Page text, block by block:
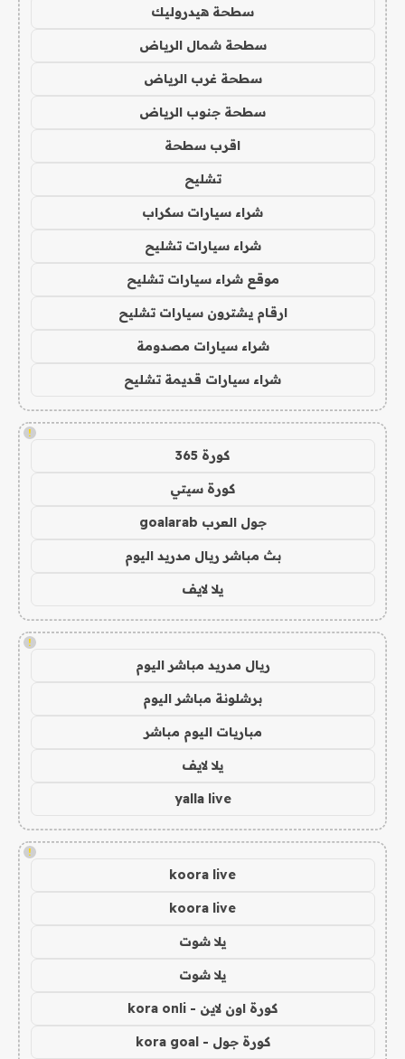
سطحة هيدروليك
سطحة شمال الرياض
سطحة غرب الرياض
سطحة جنوب الرياض
اقرب سطحة
تشليح
شراء سيارات سكراب
شراء سيارات تشليح
موقع شراء سيارات تشليح
ارقام يشترون سيارات تشليح
شراء سيارات مصدومة
شراء سيارات قديمة تشليح
!
كورة 365
كورة سيتي
جول العرب goalarab
بث مباشر ريال مدريد اليوم
يلا لايف
!
ريال مدريد مباشر اليوم
برشلونة مباشر اليوم
مباريات اليوم مباشر
يلا لايف
yalla live
!
koora live
koora live
يلا شوت
يلا شوت
كورة اون لاين - kora onli
كورة جول - kora goal